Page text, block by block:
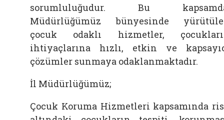
sorumluluğudur. Bu
Müdürlüğümüz bünyesinde
çocuk odaklı hizmetler,
ihtiyaçlarına hızlı, etkin ve
çözümler sunmaya odaklanmaktadır.
İl Müdürlüğümüz;
Çocuk Koruma Hizmetleri kapsamında